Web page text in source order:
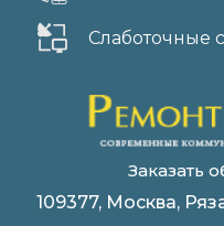
Слаботочные
Заказать
109377, Москва,